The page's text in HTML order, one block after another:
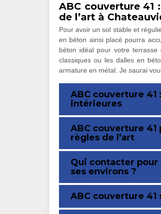
ABC couverture 41
de l’art à
Pour avoir un sol stable et
en béton ainsi placé pourra
béton idéal pour votre
classiques ou les dalles en
armature en métal. Je saurai
ABC couverture
intérieures
ABC couverture
règles de l’art
Qui contacter
ses environs ?
ABC couverture